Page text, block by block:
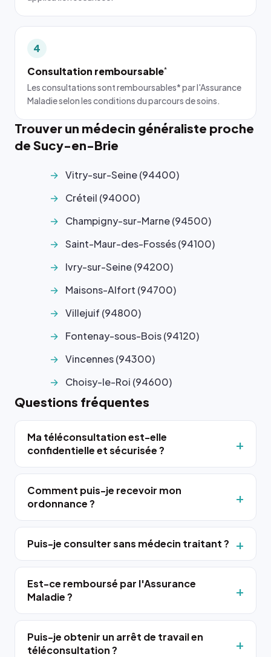
4
Consultation remboursable*
Les consultations sont remboursables* par l'Assurance
Maladie selon les conditions du parcours de soins.
Trouver un médecin généraliste proche
de Sucy-en-Brie
Vitry-sur-Seine (94400)
Créteil (94000)
Champigny-sur-Marne (94500)
Saint-Maur-des-Fossés (94100)
Ivry-sur-Seine (94200)
Maisons-Alfort (94700)
Villejuif (94800)
Fontenay-sous-Bois (94120)
Vincennes (94300)
Choisy-le-Roi (94600)
Questions fréquentes
Ma téléconsultation est-elle
confidentielle et sécurisée ?
Comment puis-je recevoir mon
ordonnance ?
Puis-je consulter sans médecin traitant ?
Est-ce remboursé par l'Assurance
Maladie ?
Puis-je obtenir un arrêt de travail en
téléconsultation ?